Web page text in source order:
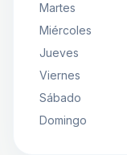
Martes
Miércoles
Jueves
Viernes
Sábado
Domingo